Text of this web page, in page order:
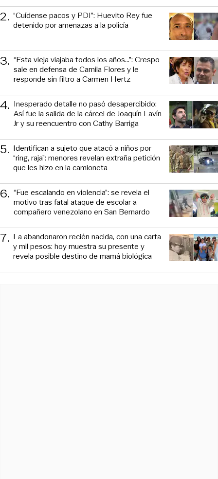
2. “Cuídense pacos y PDI”: Huevito Rey fue
detenido por amenazas a la policía
3. “Esta vieja viajaba todos los años...”: Crespo
sale en defensa de Camila Flores y le
responde sin filtro a Carmen Hertz
4. Inesperado detalle no pasó desapercibido:
Así fue la salida de la cárcel de Joaquín Lavín
Jr y su reencuentro con Cathy Barriga
5. Identifican a sujeto que atacó a niños por
“ring, raja”: menores revelan extraña petición
que les hizo en la camioneta
6. “Fue escalando en violencia”: se revela el
motivo tras fatal ataque de escolar a
compañero venezolano en San Bernardo
7. La abandonaron recién nacida, con una carta
y mil pesos: hoy muestra su presente y
revela posible destino de mamá biológica